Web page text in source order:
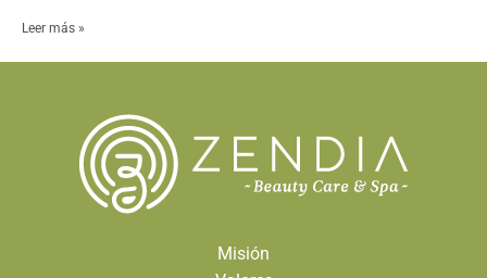
Leer más »
Misión